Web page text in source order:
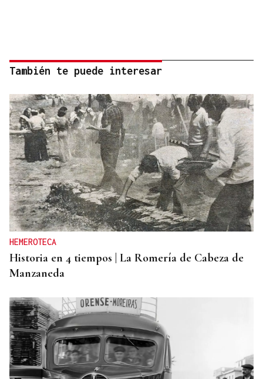
También te puede interesar
HEMEROTECA
Historia en 4 tiempos | La Romería de Cabeza de
Manzaneda